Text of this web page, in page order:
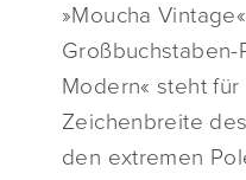
»Moucha
Großbuchstaben-
Modern« steht
Zeichenbreite
den extremen